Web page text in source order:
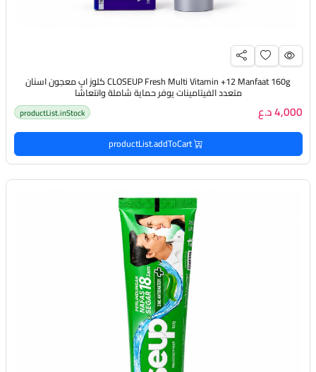
CLOSEUP Fresh Multi Vitamin +12 Manfaat 160g كلوز اب معجون اسنان
متعدد الفيتامينات يوفر حماية شاملة وانتعاشًا
4,000 د.ع productList.inStock
productList.addToCart